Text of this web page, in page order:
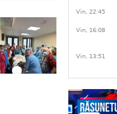
Vin, 22:45
Vin, 16:08
Vin, 13:51